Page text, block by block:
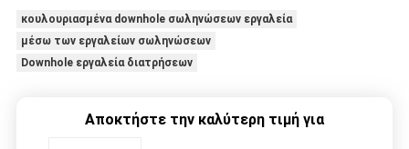
κουλουριασμένα downhole σωληνώσεων εργαλεία
μέσω των εργαλείων σωληνώσεων
Downhole εργαλεία διατρήσεων
Αποκτήστε την καλύτερη τιμή για